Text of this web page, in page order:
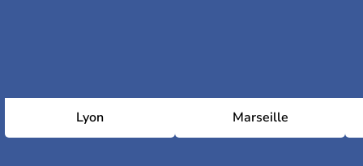
Lyon Marseille